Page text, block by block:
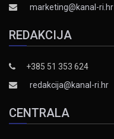
marketing@kanal-ri.hr
REDAKCIJA
+385 51 353 624
redakcija@kanal-ri.hr
CENTRALA